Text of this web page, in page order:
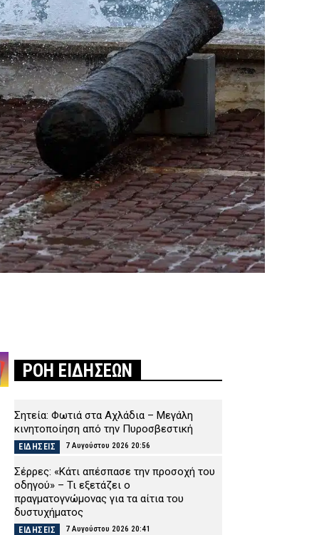
ΡΟΗ ΕΙΔΗΣΕΩΝ
Σητεία: Φωτιά στα Αχλάδια – Μεγάλη
κινητοποίηση από την Πυροσβεστική
ΕΙΔΗΣΕΙΣ 7 Αυγούστου 2026 20:56
Σέρρες: «Κάτι απέσπασε την προσοχή του
οδηγού» – Τι εξετάζει ο
πραγματογνώμονας για τα αίτια του
δυστυχήματος
ΕΙΔΗΣΕΙΣ 7 Αυγούστου 2026 20:41